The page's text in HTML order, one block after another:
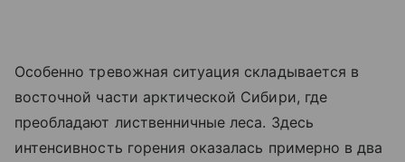
Особенно тревожная ситуация складывается в
восточной части арктической Сибири, где
преобладают лиственничные леса. Здесь
интенсивность горения оказалась примерно в два